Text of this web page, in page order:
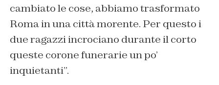
cambiato le cose, abbiamo trasformato
Roma in una città morente. Per questo i
due ragazzi incrociano durante il corto
queste corone funerarie un po’
inquietanti”.